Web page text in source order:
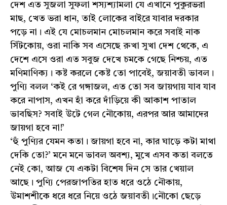
দেশ এত সুজলা সুফলা শস্যশ্যামলা যে এখানে পুকুরভরা
মাছ, খেত ভরা ধান, তাই লোকের বাইরে যাবার দরকার
পড়ে না। এই যে মোচলমান মোচলমান করে সবাই নাক
সিঁটকোয়, ওরা নাকি সব এসেছে রুখা সুখা দেশ থেকে, এ
দেশে এসে ওরা এত সবুজ দেখে চমকে গেছে নিশ্চয়, এত
মণিমাণিক্য। কষ্ট করলে কেষ্ট তো পাবেই, জয়াবতী ভাবল।
পুণ্যি বলল ‘কই রে গঙ্গাজল, এত তো সব জায়গায় যাব যাব
করে নাপাস, এখন হাঁ করে দাঁড়িয়ে কী আকাশ পাতাল
ভাবছিস? সবাই উটে গেল নৌকোয়, এরপর আর আমাদের
জায়গা হবে না!’
‘হুঁ পুণ্যির যেমন কতা। জায়গা হবে না, কার ঘাড়ে কটা মাথা
দেকি তো?’ মনে মনে ভাবল অবশ্য, মুখে এসব কতা বলতে
নেই কো, আজ যে একটা বিশেষ দিন সে তার খেয়াল
আছে। পুণ্যি পেরজাপতির হাত ধরে ওঠে নৌকায়,
উমাশশীকে ধরে ধরে নিয়ে ওঠে জয়াবতী।নৌকো ছেড়ে